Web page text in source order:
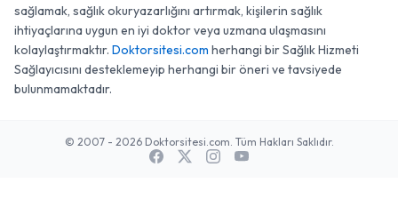
sağlamak, sağlık okuryazarlığını artırmak, kişilerin sağlık
ihtiyaçlarına uygun en iyi doktor veya uzmana ulaşmasını
kolaylaştırmaktır. Doktorsitesi.com herhangi bir Sağlık Hizmeti
Sağlayıcısını desteklemeyip herhangi bir öneri ve tavsiyede
bulunmamaktadır.
© 2007 - 2026 Doktorsitesi.com. Tüm Hakları Saklıdır.